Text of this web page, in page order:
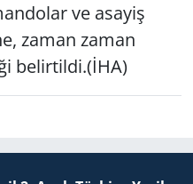
ve asayiş
zaman zaman
belirtildi.(İHA)